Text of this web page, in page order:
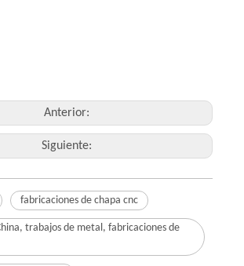
Anterior:
Siguiente:
fabricaciones de chapa cnc
trabajos de metal, fabricaciones de